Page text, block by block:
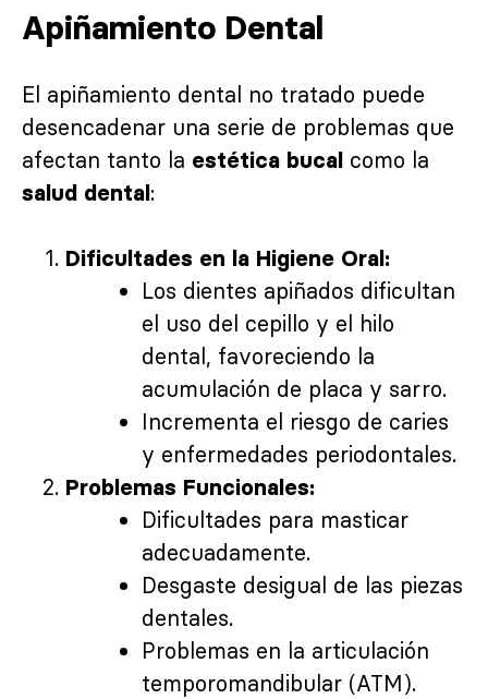
Apiñamiento Dental
El apiñamiento dental no tratado puede
desencadenar una serie de problemas que
afectan tanto la estética bucal como la
salud dental :
Dificultades en la Higiene Oral:
Los dientes apiñados dificultan
el uso del cepillo y el hilo
dental, favoreciendo la
acumulación de placa y sarro.
Incrementa el riesgo de caries
y enfermedades periodontales.
Problemas Funcionales:
Dificultades para masticar
adecuadamente.
Desgaste desigual de las piezas
dentales.
Problemas en la articulación
temporomandibular (ATM).